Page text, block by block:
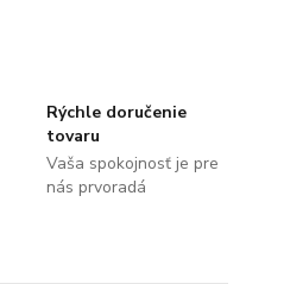
Rýchle doručenie
tovaru
Vaša spokojnosť je pre
nás prvoradá